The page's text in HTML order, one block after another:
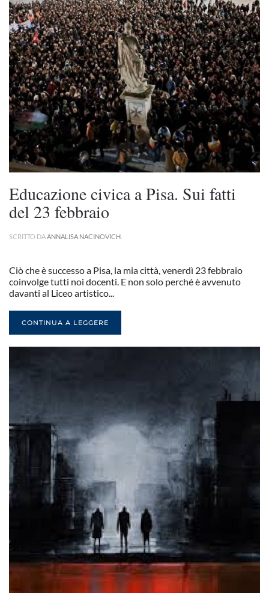
Educazione civica a Pisa. Sui fatti
del 23 febbraio
SCRITTO DAANNALISA NACINOVICH
Ciò che è successo a Pisa, la mia città, venerdì 23 febbraio
coinvolge tutti noi docenti. E non solo perché è avvenuto
davanti al Liceo artistico...
CONTINUA A LEGGERE